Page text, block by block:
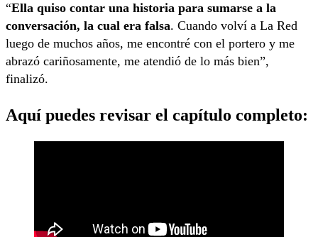
“Ella quiso contar una historia para sumarse a la
conversación, la cual era falsa. Cuando volví a La Red
luego de muchos años, me encontré con el portero y me
abrazó cariñosamente, me atendió de lo más bien”,
finalizó.
Aquí puedes revisar el capítulo completo: